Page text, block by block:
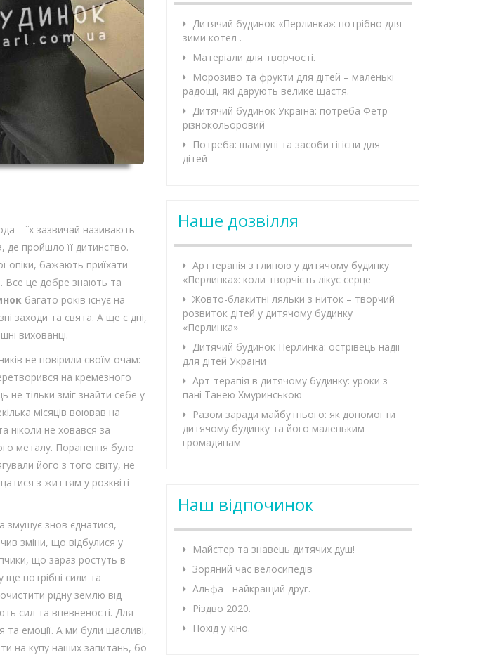
– їх зазвичай називають
де пройшло її дитинство.
опіки, бажають приїхати
Все це добре знають та
багато років існує на
заходи та свята. А ще є дні,
вихованці.
не повірили своїм очам:
на кремезного
не тільки зміг знайти себе у
місяців воював на
ніколи не ховався за
металу. Поранення було
його з того світу, не
з життям у розквіті
змушує знов єднатися,
зміни, що відбулися у
що зараз ростуть в
потрібні сили та
рідну землю від
сил та впевненості. Для
та емоції. А ми були щасливі,
на купу наших запитань, бо
Дитячий будинок «Перлинка»: потрібно для
зими котел .
Матеріали для творчості.
Морозиво та фрукти для дітей – маленькі
радощі, які дарують велике щастя.
Дитячий будинок Україна: потреба Фетр
різнокольоровий
Потреба: шампуні та засоби гігієни для
дітей
Наше дозвілля
Арттерапія з глиною у дитячому будинку
«Перлинка»: коли творчість лікує серце
Жовто-блакитні ляльки з ниток – творчий
розвиток дітей у дитячому будинку
«Перлинка»
Дитячий будинок Перлинка: острівець надії
для дітей України
Арт-терапія в дитячому будинку: уроки з
пані Танею Хмуринською
Разом заради майбутнього: як допомогти
дитячому будинку та його маленьким
громадянам
Наш відпочинок
Майстер та знавець дитячих душ!
Зоряний час велосипедів
Альфа - найкращий друг.
Різдво 2020.
Похід у кіно.